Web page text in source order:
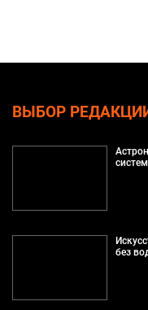
ВЫБОР
без